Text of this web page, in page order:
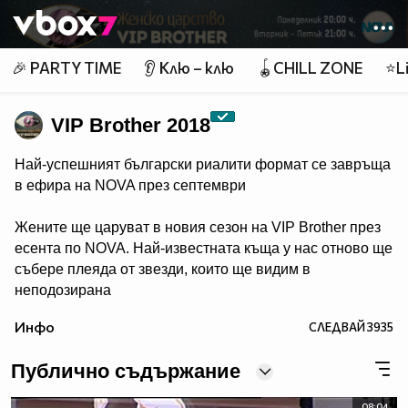
👾
🎉 PARTY TIME 👂 Клю – клю 🪀CHILL ZONE
VIP Brother 2018
Най-успешният български риалити формат се завръща
в ефира на NOVA през септември
Жените ще царуват в новия сезон на VIP Brother през
есента по NOVA. Най-известната къща у нас отново ще
събере плеяда от звезди, които ще видим в
неподозирана
телевизията в България, се завръща в ефира през
цялата власт, но и цялата отговорност в ръцете на
дамите.
Инфо СЛЕДВАЙ3935
Публично съдържание